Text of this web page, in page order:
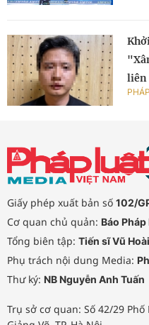
liên
Giấy phép xuất bản số 102/
Cơ quan chủ quản: Báo
Tổng biên tập: Tiến sĩ Vũ
Phụ trách nội dung Media:
Thư ký: NB Nguyễn Anh Tuấn
Trụ sở cơ quan: Số 42/29